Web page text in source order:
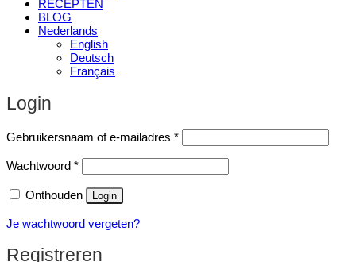
RECEPTEN
BLOG
Nederlands
English
Deutsch
Français
Login
Gebruikersnaam of e-mailadres *Vereist
Wachtwoord *Vereist
Onthouden Login
Je wachtwoord vergeten?
Registreren